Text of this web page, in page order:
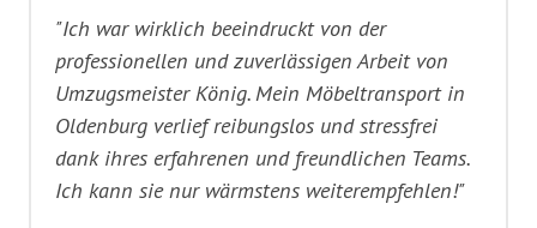
"Ich war wirklich beeindruckt von der
professionellen und zuverlässigen Arbeit von
Umzugsmeister König. Mein Möbeltransport in
Oldenburg verlief reibungslos und stressfrei
dank ihres erfahrenen und freundlichen Teams.
Ich kann sie nur wärmstens weiterempfehlen!"